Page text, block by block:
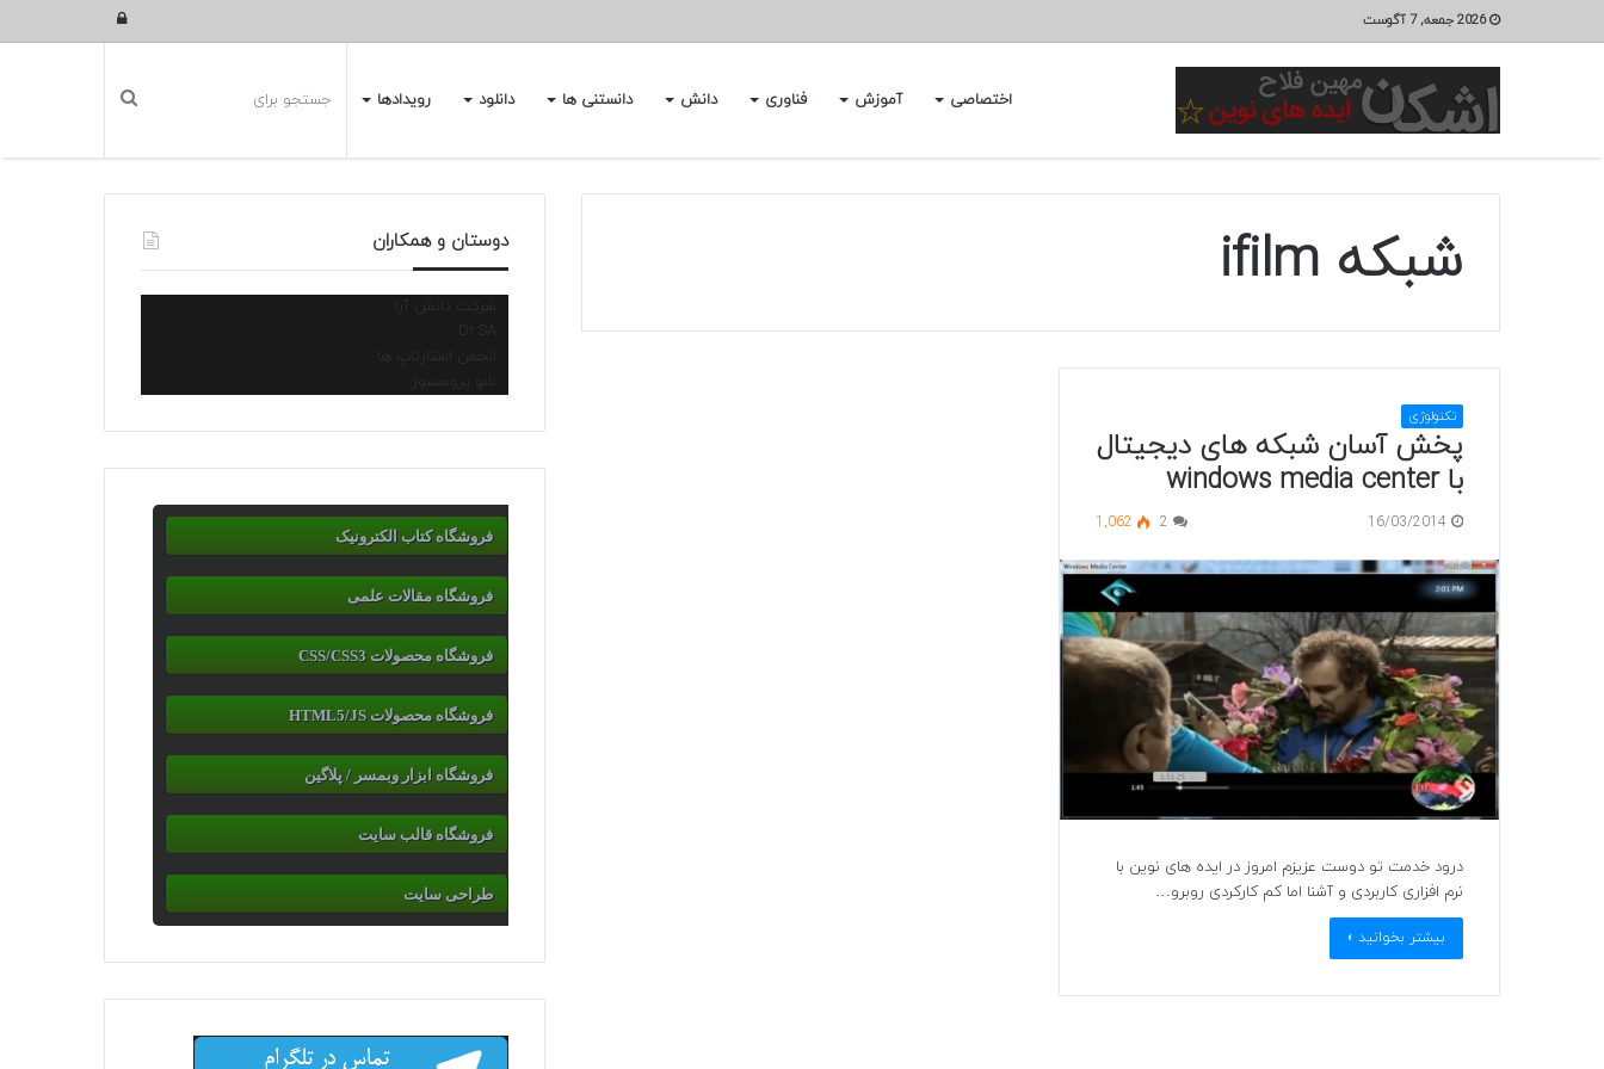
2026 جمعه, 7 آگوست ورود
اختصاصی آموزش فناوری دانش دانستنی ها دانلود رویدادها
شبکه ifilm
تکنولوژی
پخش آسان شبکه های دیجیتال
با windows media center
16/03/2014
2
1,062
درود خدمت تو دوست عزیزم امروز در ایده های نوین با
نرم افزاری کاربردی و آشنا اما کم کارکردی روبرو…
بیشتر بخوانید »
دوستان و همکاران
شرکت دانش آرا
انجمن استارتاپ ها
نانو پروسسور
فروشگاه کتاب الکترونیک
فروشگاه مقالات علمی
فروشگاه محصولات CSS/CSS3
فروشگاه محصولات HTML5/JS
فروشگاه ابزار وبمسر / پلاگین
فروشگاه قالب سایت
طراحی سایت